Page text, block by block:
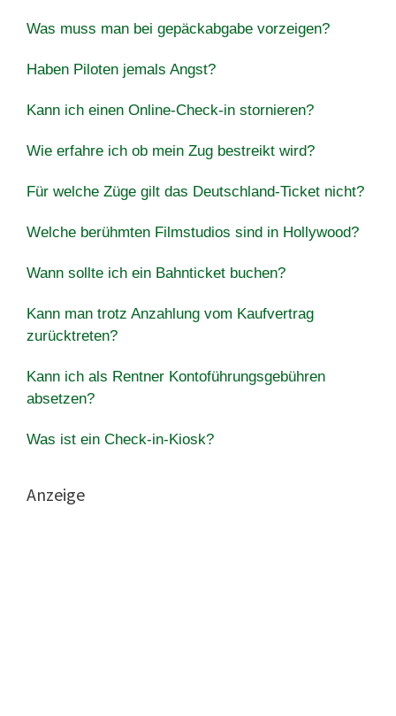
Was muss man bei gepäckabgabe vorzeigen?
Haben Piloten jemals Angst?
Kann ich einen Online-Check-in stornieren?
Wie erfahre ich ob mein Zug bestreikt wird?
Für welche Züge gilt das Deutschland-Ticket nicht?
Welche berühmten Filmstudios sind in Hollywood?
Wann sollte ich ein Bahnticket buchen?
Kann man trotz Anzahlung vom Kaufvertrag
zurücktreten?
Kann ich als Rentner Kontoführungsgebühren
absetzen?
Was ist ein Check-in-Kiosk?
Anzeige